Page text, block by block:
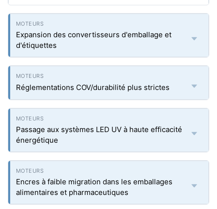
Expansion des convertisseurs d'emballage et
d'étiquettes
Réglementations COV/durabilité plus strictes
Passage aux systèmes LED UV à haute efficacité
énergétique
Encres à faible migration dans les emballages
alimentaires et pharmaceutiques